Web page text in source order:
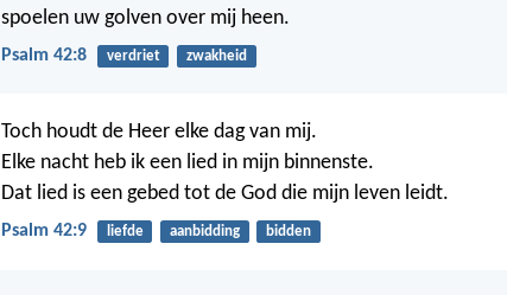
spoelen uw golven over mij heen.
Psalm 42:8 verdriet zwakheid
Toch houdt de Heer elke dag van mij.
Elke nacht heb ik een lied in mijn binnenste.
Dat lied is een gebed tot de God die mijn leven leidt.
Psalm 42:9 liefde aanbidding bidden